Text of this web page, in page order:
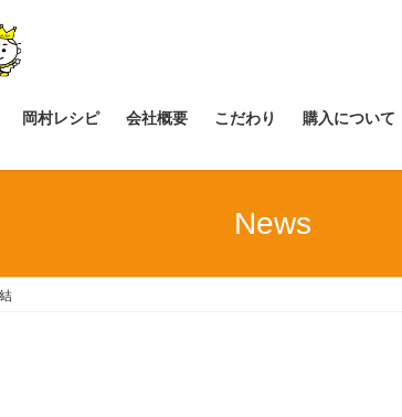
岡村レシピ 会社概要 こだわり 購入について
News